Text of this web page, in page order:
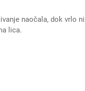
naočala, dok vrlo
lica.